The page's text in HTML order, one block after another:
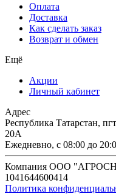
Оплата
Доставка
Как сделать заказ
Возврат и обмен
Ещё
Акции
Личный кабинет
Адрес
Республика Татарстан,
20А
Ежедневно, с 08:00 до
Компания ООО
1041644600414
Политика